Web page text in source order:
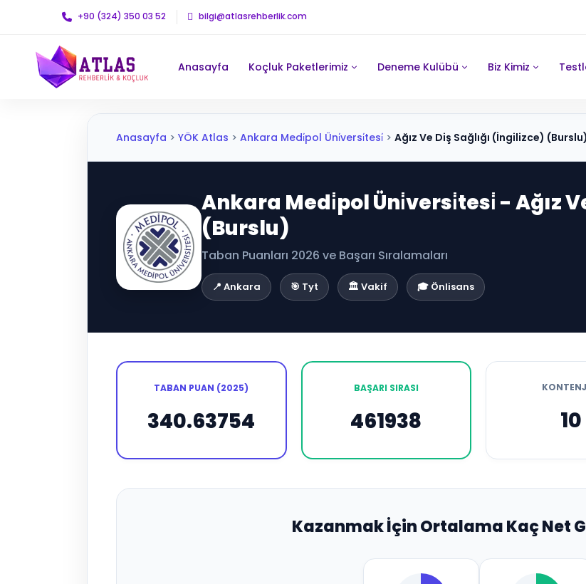
+90 (324) 350 03 52 bilgi@atlasrehberlik.com
Anasayfa Koçluk Paketlerimiz Deneme Kulübü Biz Kimiz
Anasayfa > YÖK Atlas > Ankara Medi̇pol Üni̇versi̇tesi̇ > Ağız Ve Diş Sağlığı (İngilizce) (Burslu)
Ankara Medi̇pol Üni̇versi̇tesi̇ - Ağız
(Burslu)
Taban Puanları 2026 ve Başarı Sıralamaları
📍 Ankara 🎯 Tyt 🏛️ Vakif 🎓 Önlisans
TABAN PUAN (2025)
340.63754
BAŞARI SIRASI
461938 10
Kazanmak İçin Ortalama Kaç Net